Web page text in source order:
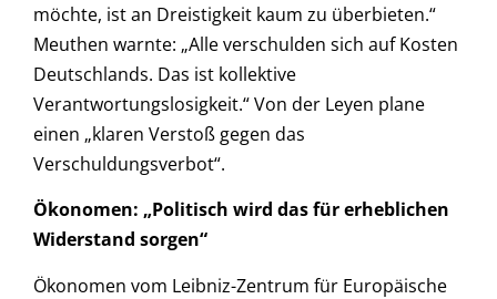
möchte, ist an Dreistigkeit kaum zu überbieten.“
Meuthen warnte: „Alle verschulden sich auf Kosten
Deutschlands. Das ist kollektive
Verantwortungslosigkeit.“ Von der Leyen plane
einen „klaren Verstoß gegen das
Verschuldungsverbot“.
Ökonomen: „Politisch wird das für erheblichen
Widerstand sorgen“
Ökonomen vom Leibniz-Zentrum für Europäische